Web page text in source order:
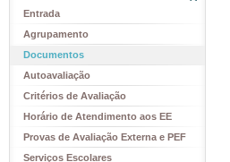
Entrada
Agrupamento
Documentos
Autoavaliação
Critérios de Avaliação
Horário de Atendimento aos EE
Provas de Avaliação Externa e PEF
Serviços Escolares